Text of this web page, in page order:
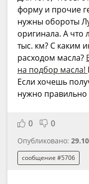
форму и прочие
нужны обороты
оригинала. А что
тыс. км? С каким
расходом масла?
на подбор масла!
Если хочешь
нужно правильно
0 0
Опубликовано:
сообщение #5706